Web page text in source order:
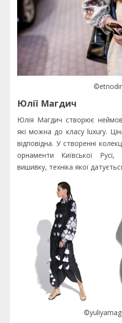
Юлії Магдич
Юлія Магдич створює
які можна до класу luxury.
відповідна. У створенні
орнаменти Київської
вишивку, техніка якої